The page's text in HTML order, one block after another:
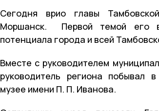
Сегодня врио главы
Моршанск. Первой темой его
потенциала города и всей
Вместе с руководителем
руководитель региона побывал
музее имени П. П. Иванова.